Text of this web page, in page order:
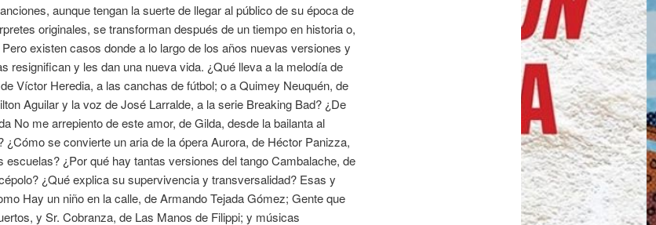
aunque tengan la suerte de llegar al público de su época de
originales, se transforman después de un tiempo en historia o,
existen casos donde a lo largo de los años nuevas versiones y
resignifican y les dan una nueva vida. ¿Qué lleva a la melodía de
Víctor Heredia, a las canchas de fútbol; o a Quimey Neuquén, de
Aguilar y la voz de José Larralde, a la serie Breaking Bad? ¿De
No me arrepiento de este amor, de Gilda, desde la bailanta al
¿Cómo se convierte un aria de la ópera Aurora, de Héctor Panizza,
escuelas? ¿Por qué hay tantas versiones del tango Cambalache, de
¿Qué explica su supervivencia y transversalidad? Esas y
Hay un niño en la calle, de Armando Tejada Gómez; Gente que
y Sr. Cobranza, de Las Manos de Filippi; y músicas